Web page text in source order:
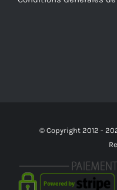
© Copyright 2012 -